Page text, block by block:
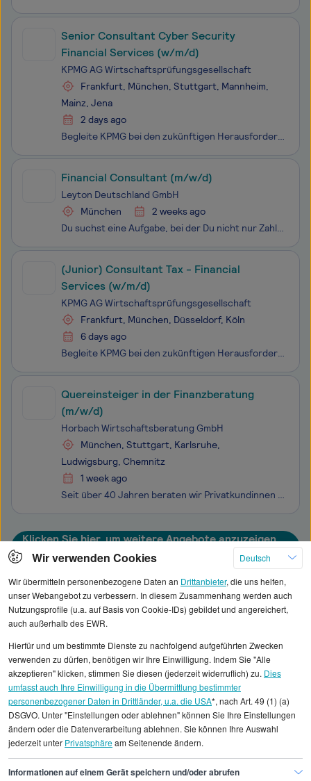
Senior Consultant Cyber Security
Financial Services (w/m/d)
KPMG AG Wirtschaftsprüfungsgesellschaft
Frankfurt, München, Stuttgart, Mannheim,
Mainz, Jena
2 days ago
Begleite KPMG bei den zukünftigen Herausforderungen unserer Kunden und Kundinnen. Begeistere auch Du Dich für die Vielfalt unserer Fragestellungen - und mach gemeinsam mit uns den Unterschied. Als Senior Consultant in dem Bereich Financial Services Technology- und Enabling Services berätst
Financial Consultant (m/w/d)
Leyton Deutschland GmbH
München
2 weeks ago
Du suchst eine Aufgabe, bei der Du nicht nur Zahlen bewegst, sondern echten Mehrwert schaffst – mit Verantwortung für eigene Projekte und direktem Einfluss auf den Erfolg unserer Kunden? Dann gestalte mit uns die Zukunft innovativer Unternehmen. Deine Mission bei Leyton Mit über 3.000 Mitarbeiten
(Junior) Consultant Tax - Financial
Services (w/m/d)
KPMG AG Wirtschaftsprüfungsgesellschaft
Frankfurt, München, Düsseldorf, Köln
6 days ago
Begleite KPMG bei den zukünftigen Herausforderungen unserer Kundi:nnen. Begeistere auch Du Dich für die Vielfalt unserer Fragestellungen - und mach gemeinsam mit uns den Unterschied. Unterstütze gemeinsam mit Deinem Team aus dem Bereich Financial Services Tax die steuerliche Beratung nationaler und
Quereinsteiger in der Finanzberatung
(m/w/d)
Horbach Wirtschaftsberatung GmbH
München, Stuttgart, Karlsruhe,
Ludwigsburg, Chemnitz
1 week ago
Seit über 40 Jahren beraten wir Privatkundinnen und Privatkunden sowie Firmenkunden im Bereich Finanzen und Versicherungen. Wir stellen die Träume und Pläne unserer Kundinnen und Kunden in den Mittelpunkt und erarbeiten gemeinsam einen persönlichen Finanzplan - abgestimmt auf alle Facetten des Leben
Klicken Sie hier, um weitere Angebote anzuzeigen
Alle angezeigten Gehaltsdaten beruhen auf
Durchschnittswerte und die Angaben können nicht
einzelnen Stellenangeboten zugeordnet werden.
Gehaltsinformationen
Finanzen
Fachwirt/in Finanzberatung
Fachwirt/in Finanzberatung München
Wir verwenden Cookies
Deutsch
Wir übermitteln personenbezogene Daten an Drittanbieter, die uns helfen,
unser Webangebot zu verbessern. In diesem Zusammenhang werden auch
Nutzungsprofile (u.a. auf Basis von Cookie-IDs) gebildet und angereichert,
auch außerhalb des EWR.
Hierfür und um bestimmte Dienste zu nachfolgend aufgeführten Zwecken
verwenden zu dürfen, benötigen wir Ihre Einwilligung. Indem Sie "Alle
akzeptieren" klicken, stimmen Sie diesen (jederzeit widerruflich) zu. Dies
umfasst auch Ihre Einwilligung in die Übermittlung bestimmter
personenbezogener Daten in Drittländer, u.a. die USA*, nach Art. 49 (1) (a)
DSGVO. Unter "Einstellungen oder ablehnen" können Sie Ihre Einstellungen
ändern oder die Datenverarbeitung ablehnen. Sie können Ihre Auswahl
jederzeit unter Privatsphäream Seitenende ändern.
Informationen auf einem Gerät speichern und/oder abrufen